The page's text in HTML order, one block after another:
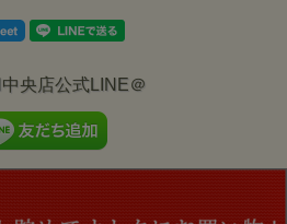
央店公式LINE＠